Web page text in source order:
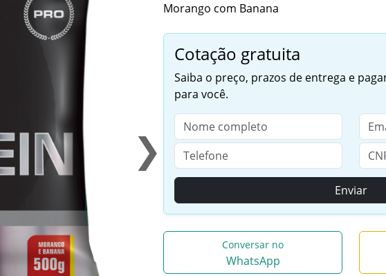
❯
Morango com Banana
Cotação gratuita
Saiba o preço, prazos de entrega e
para você.
Enviar
Conversar no
WhatsApp